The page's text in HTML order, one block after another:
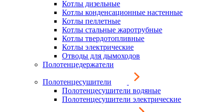
Котлы дизельные
Котлы конденсационные настенные
Котлы пеллетные
Котлы стальные жаротрубные
Котлы твердотопливные
Котлы электрические
Отводы для дымоходов
Полотенцедержатели
Полотенцесушители
Полотенцесушители водяные
Полотенцесушители электрические